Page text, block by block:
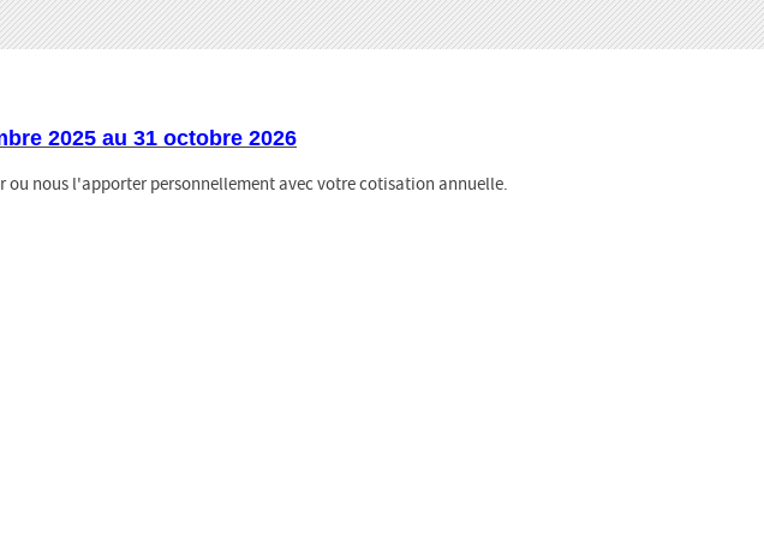
2025 au 31 octobre 2026
nous l'apporter personnellement avec votre cotisation annuelle.